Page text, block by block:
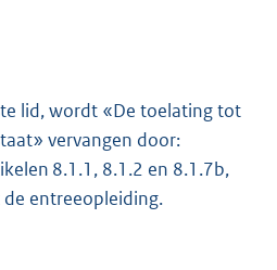
lid, wordt «De toelating tot
vervangen door:
8.1.1, 8.1.2 en 8.1.7b,
entreeopleiding.